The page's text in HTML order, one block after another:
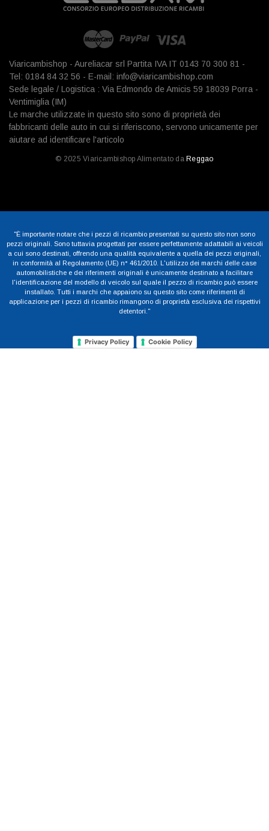
Viaricambishop - Aureliacar srl Partita IVA IT 0143 70 300 81 -
Tel: 0184 84 32 56 - E-mail: info@viaricambishop.com
Sede legale / Logistica : Via Edmondo de Amicis 59 18039 Porra -
Ventimiglia (IM)
Le marche utilizzate in questo sito sono di proprietà dei
fabbricanti delle auto in cui si riferiscono, servono unicamente per
aiutare ad identificare l'articolo
© 2025 Viaricambishop Alimentato da Reggao
"È importante notare che i pezzi di ricambio presentati su questo sito non sono
pezzi originali. Sono tuttavia progettati per essere perfettamente adattabili ai veicoli
a cui sono destinati, offrendo una qualità equivalente a quella dei pezzi originali,
in conformità al Regolamento (UE) n° 461/2010. L'utilizzo dei marchi delle case
automobilistiche e dei riferimenti originali è unicamente destinato a facilitare
l'identificazione del modello di veicolo sul quale il pezzo di ricambio può essere
installato. Tutti i marchi che appaiono su questo sito come riferimenti di
applicazione per i pezzi di ricambio rimangono di proprietà esclusiva dei rispettivi
detentori."
Privacy Policy Cookie Policy